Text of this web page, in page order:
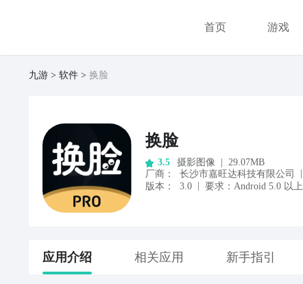
首页 游戏
九游 软件 换脸
换脸
3.5 摄影图像
29.07MB
厂商 ： 长沙市嘉旺达科技有限公司
版本：
3.0 要求： Android 5.0 以上
应用介绍 相关应用 新手指引